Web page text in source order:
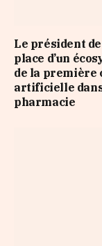
Le président
place d’un
de la première
artificielle dans
pharmacie